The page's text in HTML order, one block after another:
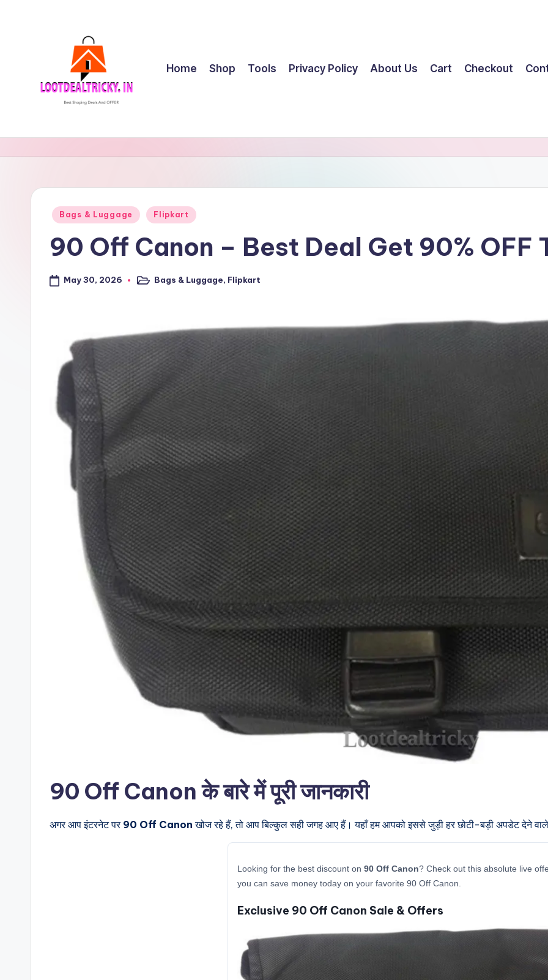
l
o
oShopping
Offers
Home Shop Tools Privacy Policy About Us Cart Checkout
Posted
Bags & Luggage Flipkart
90 Off Canon – Best Deal Get 90% OFF
May 30, 2026
PostedBags & Luggage, Flipkart
90 Off Canon के बारे में पूरी जानकारी
अगर आप इंटरनेट पर 90 Off Canon खोज रहे हैं, तो आप बिल्कुल सही जगह आए हैं। यहाँ हम आपको इससे जुड़ी हर छोटी-बड़ी अपडेट देने
Looking for the best discount on 90 Off Canon? Check out this absolute live
you can save money today on your favorite 90 Off Canon.
Exclusive 90 Off Canon Sale & Offers